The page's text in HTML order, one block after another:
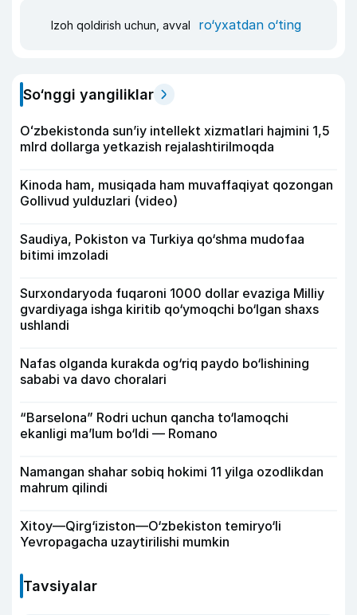
Izoh qoldirish uchun, avval ro‘yxatdan o‘ting
So‘nggi yangiliklar
Oʻzbekistonda sunʼiy intellekt xizmatlari hajmini 1,5
mlrd dollarga yetkazish rejalashtirilmoqda
Kinoda ham, musiqada ham muvaffaqiyat qozongan
Gollivud yulduzlari (video)
Saudiya, Pokiston va Turkiya qo‘shma mudofaa
bitimi imzoladi
Surxondaryoda fuqaroni 1000 dollar evaziga Milliy
gvardiyaga ishga kiritib qo‘ymoqchi bo‘lgan shaxs
ushlandi
Nafas olganda kurakda og‘riq paydo bo‘lishining
sababi va davo choralari
“Barselona” Rodri uchun qancha to‘lamoqchi
ekanligi ma’lum bo‘ldi — Romano
Namangan shahar sobiq hokimi 11 yilga ozodlikdan
mahrum qilindi
Xitoy—Qirg‘iziston—O‘zbekiston temiryo‘li
Yevropagacha uzaytirilishi mumkin
Tavsiyalar